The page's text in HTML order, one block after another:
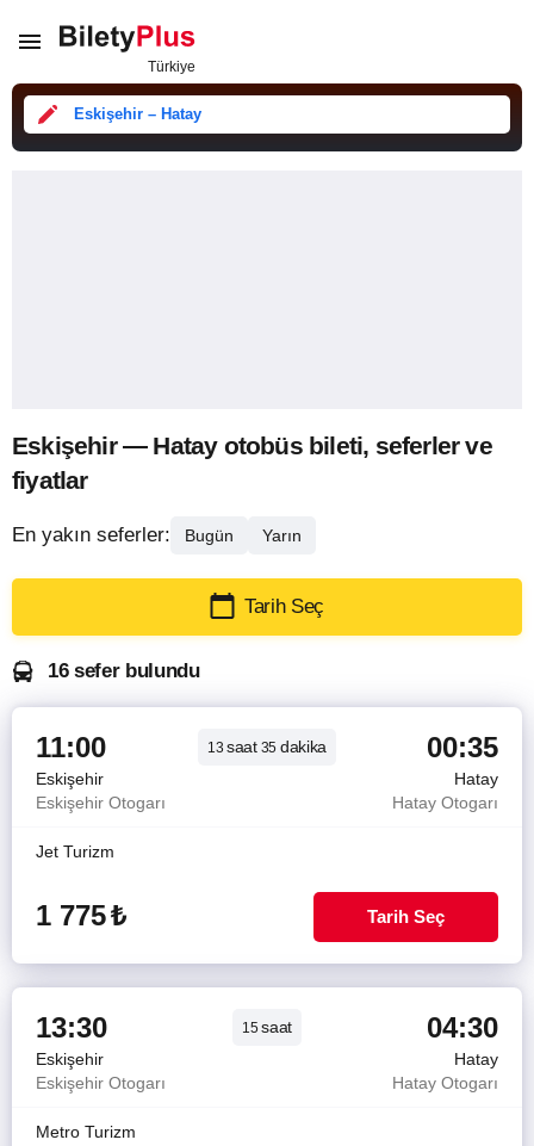
Eskişehir – Hatay
Eskişehir — Hatay otobüs bileti, seferler ve
fiyatlar
En yakın seferler: Bugün Yarın
Tarih Seç
16 sefer bulundu
11:00 13saat35 dakika 00:35
Eskişehir
Hatay
Eskişehir Otogarı
Hatay Otogarı
Jet Turizm
1 775₺ Tarih Seç
13:30 15saat 04:30
Eskişehir
Hatay
Eskişehir Otogarı
Hatay Otogarı
Metro Turizm